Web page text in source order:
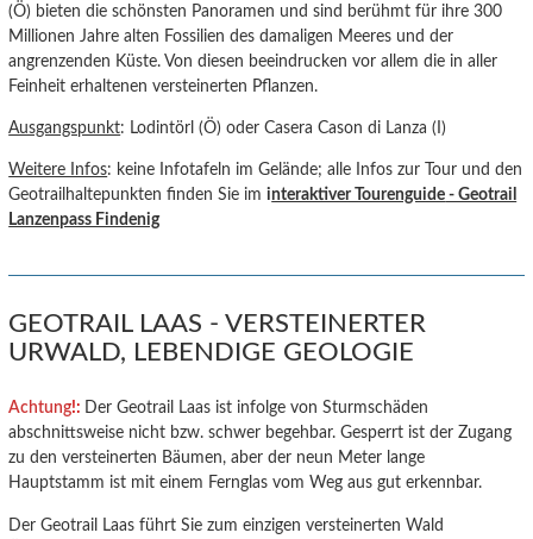
(Ö) bieten die schönsten Panoramen und sind berühmt für ihre 300
Millionen Jahre alten Fossilien des damaligen Meeres und der
angrenzenden Küste. Von diesen beeindrucken vor allem die in aller
Feinheit erhaltenen versteinerten Pflanzen.
Ausgangspunkt: Lodintörl (Ö) oder Casera Cason di Lanza (I)
Weitere Infos: keine Infotafeln im Gelände; alle Infos zur Tour und den
Geotrailhaltepunkten finden Sie iminteraktiver Tourenguide - Geotrail
Lanzenpass Findenig
GEOTRAIL LAAS - VERSTEINERTER
URWALD, LEBENDIGE GEOLOGIE
Achtung!: Der Geotrail Laas ist infolge von Sturmschäden
abschnittsweise nicht bzw. schwer begehbar. Gesperrt ist der Zugang
zu den versteinerten Bäumen, aber der neun Meter lange
Hauptstamm ist mit einem Fernglas vom Weg aus gut erkennbar.
Der Geotrail Laas führt Sie zum einzigen versteinerten Wald